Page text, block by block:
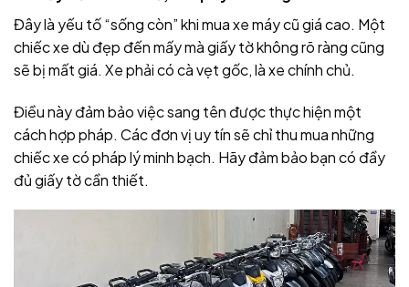
Đây là yếu tố “sống còn” khi mua xe máy cũ giá cao. Một
chiếc xe dù đẹp đến mấy mà giấy tờ không rõ ràng cũng
sẽ bị mất giá. Xe phải có cà vẹt gốc, là xe chính chủ.
Điều này đảm bảo việc sang tên được thực hiện một
cách hợp pháp. Các đơn vị uy tín sẽ chỉ thu mua những
chiếc xe có pháp lý minh bạch. Hãy đảm bảo bạn có đầy
đủ giấy tờ cần thiết.